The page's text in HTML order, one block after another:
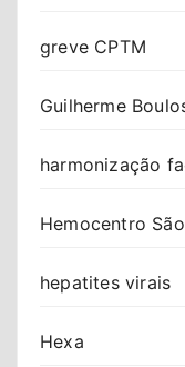
greve CPTM
Guilherme
harmonização
Hemocentro
hepatites virais
Hexa